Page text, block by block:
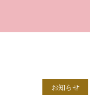
お知らせ